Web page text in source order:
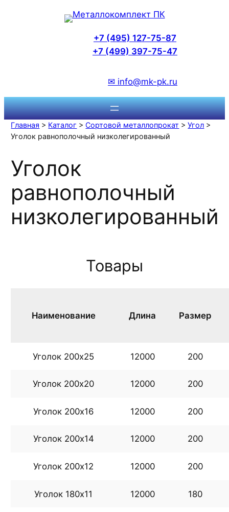
+7 (495) 127-75-87
+7 (499) 397-75-47
✉ info@mk-pk.ru
Главная > Каталог >Сортовой металлопрокат >Угол >
Уголок равнополочный низколегированный
Уголок
равнополочный
низколегированный
Товары
Наименование Длина Размер
Уголок 200х25 12000 200
Уголок 200х20 12000 200
Уголок 200х16 12000 200
Уголок 200х14 12000 200
Уголок 200х12 12000 200
Уголок 180х11 12000 180